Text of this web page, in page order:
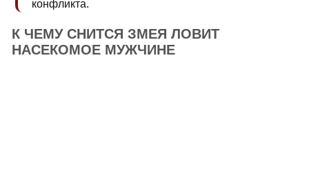
конфликта.
К ЧЕМУ СНИТСЯ ЗМЕЯ ЛОВИТ
НАСЕКОМОЕ МУЖЧИНЕ